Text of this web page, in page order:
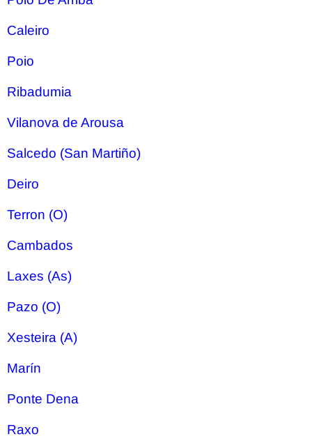
Caleiro
Poio
Ribadumia
Vilanova de Arousa
Salcedo (San Martiño)
Deiro
Terron (O)
Cambados
Laxes (As)
Pazo (O)
Xesteira (A)
Marín
Ponte Dena
Raxo